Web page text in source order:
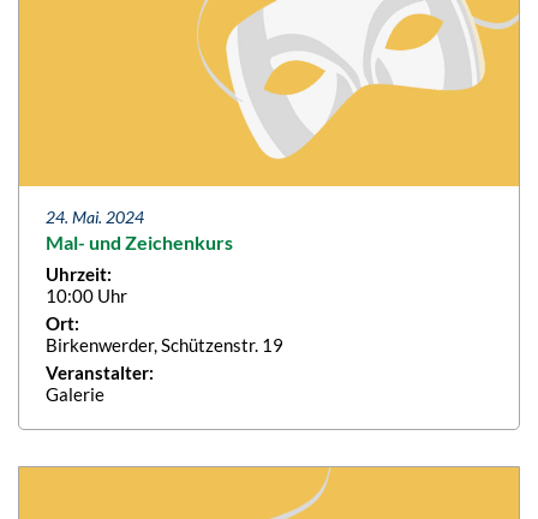
24. Mai. 2024
Mal- und Zeichenkurs
Uhrzeit:
10:00 Uhr
Ort:
Birkenwerder, Schützenstr. 19
Veranstalter:
Galerie